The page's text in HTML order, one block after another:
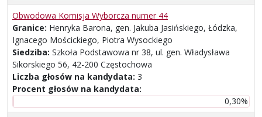
Obwodowa Komisja Wyborcza numer 44
Granice: Henryka Barona, gen. Jakuba Jasińskiego, Łódzka,
Ignacego Mościckiego, Piotra Wysockiego
Siedziba: Szkoła Podstawowa nr 38, ul. gen. Władysława
Sikorskiego 56, 42-200 Częstochowa
Liczba głosów na kandydata: 3
Procent głosów na kandydata:
0,30%